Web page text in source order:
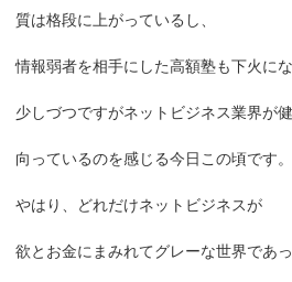
質は格段に上がっているし、
情報弱者を相手にした高額塾も下火に
少しづつですがネットビジネス業界が
向っているのを感じる今日この頃です。
やはり、どれだけネットビジネスが
欲とお金にまみれてグレーな世界であ